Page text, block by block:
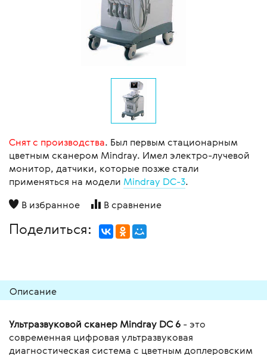
Снят с производства. Был первым стационарным
цветным сканером Mindray. Имел электро-лучевой
монитор, датчики, которые позже стали
применяться на модели Mindray DC-3.
В избранное
В сравнение
Поделиться:
Описание
Ультразвуковой сканер Mindray DC 6 - это
современная цифровая ультразвуковая
диагностическая система с цветным доплеровским